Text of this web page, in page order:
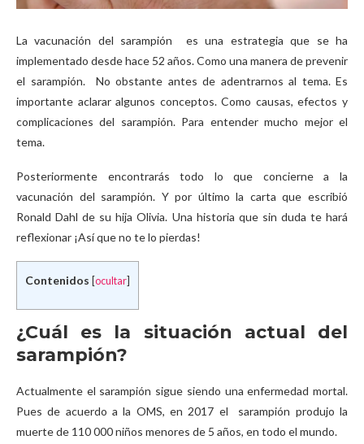
La vacunación del sarampión es una estrategia que se ha
implementado desde hace 52 años. Como una manera de prevenir
el sarampión. No obstante antes de adentrarnos al tema. Es
importante aclarar algunos conceptos. Como causas, efectos y
complicaciones del sarampión. Para entender mucho mejor el
tema.
Posteriormente encontrarás todo lo que concierne a la
vacunación del sarampión. Y por último la carta que escribió
Ronald Dahl de su hija Olivia. Una historia que sin duda te hará
reflexionar ¡Así que no te lo pierdas!
Contenidos ocultar
¿Cuál es la situación actual del
sarampión?
Actualmente el sarampión sigue siendo una enfermedad mortal.
Pues de acuerdo a la OMS, en 2017 el sarampión produjo la
muerte de 110 000 niños menores de 5 años, en todo el mundo.